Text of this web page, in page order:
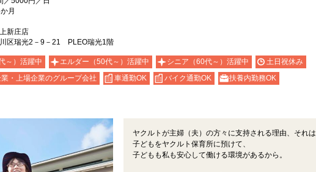
月
新庄店
区瑞光2－9－21 PLEO瑞光1階
～）活躍中 エルダー（50代～）活躍中 シニア（60代～）活躍中
土日祝休み
・上場企業のグループ会社 車通勤OK バイク通勤OK
扶養内勤務OK
ヤクルトが主婦（夫）の方々に支持される理由、それは
子どもをヤクルト保育所に預けて、
子どもも私も安心して働ける環境があるから。